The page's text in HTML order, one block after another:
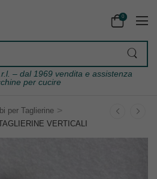
0
– dal 1969 vendita e assistenza
per cucire
per Taglierine >
VERTICALI